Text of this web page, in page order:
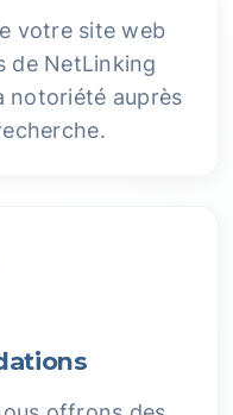
votre site web
de NetLinking
notoriété auprès